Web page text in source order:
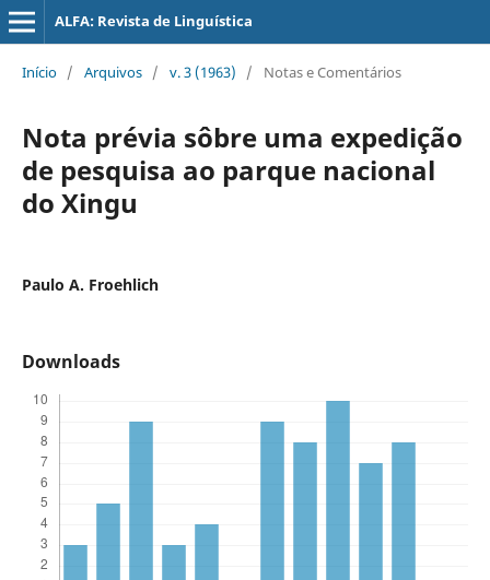
ALFA: Revista de Linguística
Início / Arquivos / v. 3 (1963) / Notas e Comentários
Nota prévia sôbre uma expedição
de pesquisa ao parque nacional
do Xingu
Paulo A. Froehlich
Downloads